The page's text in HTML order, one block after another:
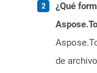
¿Qué
de